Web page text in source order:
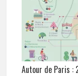
Autour de Paris :